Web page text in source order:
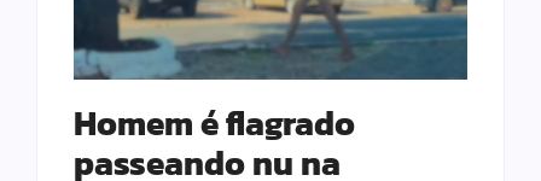
Homem é flagrado
passeando nu na